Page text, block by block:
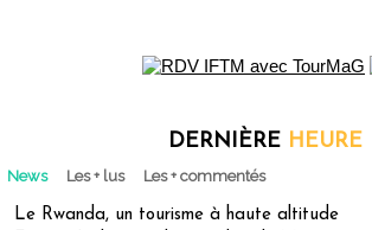
DERNIÈRE HEURE
News Les + lus Les + commentés
Le Rwanda, un tourisme à haute altitude